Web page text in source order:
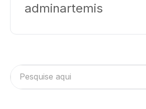
adminartemis